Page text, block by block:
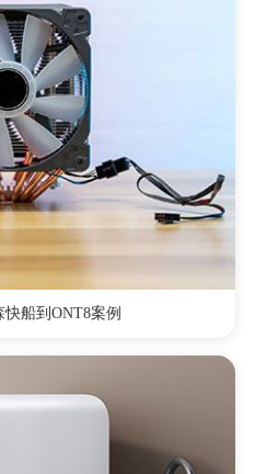
船到ONT8案例